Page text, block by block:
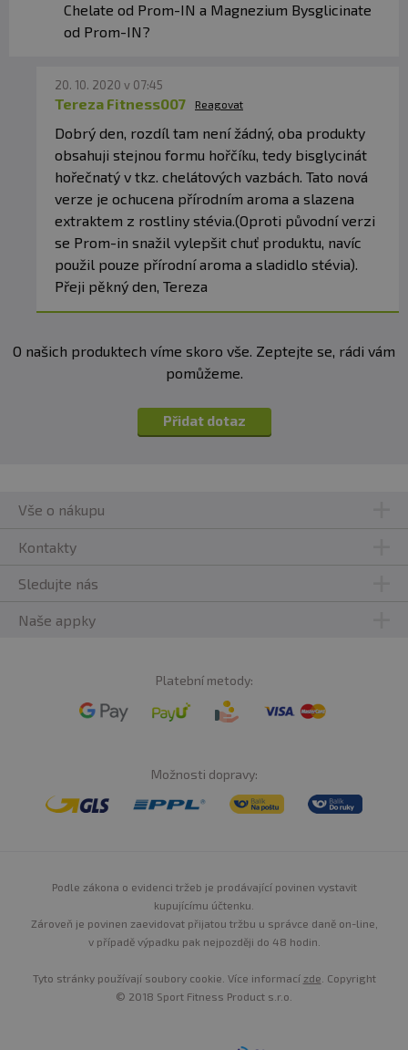
Chelate od Prom-IN a Magnezium Bysglicinate
od Prom-IN?
20. 10. 2020 v 07:45
Tereza Fitness007 Reagovat
Dobrý den, rozdíl tam není žádný, oba produkty
obsahuji stejnou formu hořčíku, tedy bisglycinát
hořečnatý v tkz. chelátových vazbách. Tato nová
verze je ochucena přírodním aroma a slazena
extraktem z rostliny stévia.(Oproti původní verzi
se Prom-in snažil vylepšit chuť produktu, navíc
použil pouze přírodní aroma a sladidlo stévia).
Přeji pěkný den, Tereza
O našich produktech víme skoro vše. Zeptejte se, rádi vám
pomůžeme.
Přidat dotaz
Vše o nákupu
Kontakty
Sledujte nás
Naše appky
Platební metody:
Možnosti dopravy:
Podle zákona o evidenci tržeb je prodávající povinen vystavit
kupujícímu účtenku.
Zároveň je povinen zaevidovat přijatou tržbu u správce daně on-line,
v případě výpadku pak nejpozději do 48 hodin.
Tyto stránky používají soubory cookie. Více informací zde . Copyright
© 2018 Sport Fitness Product s.r.o.